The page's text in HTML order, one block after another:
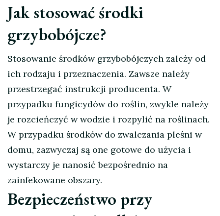
Jak stosować środki
grzybobójcze?
Stosowanie środków grzybobójczych zależy od
ich rodzaju i przeznaczenia. Zawsze należy
przestrzegać instrukcji producenta. W
przypadku fungicydów do roślin, zwykle należy
je rozcieńczyć w wodzie i rozpylić na roślinach.
W przypadku środków do zwalczania pleśni w
domu, zazwyczaj są one gotowe do użycia i
wystarczy je nanosić bezpośrednio na
zainfekowane obszary.
Bezpieczeństwo przy